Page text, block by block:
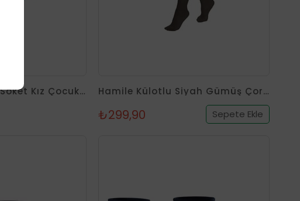
Koku Yapmayan Soket Kız Çocuk Renkli Gümüş Çorap 3'lü Paket Hamile Külotlu Siyah Gümüş Çorap
₺299,90 Sepete Ekle